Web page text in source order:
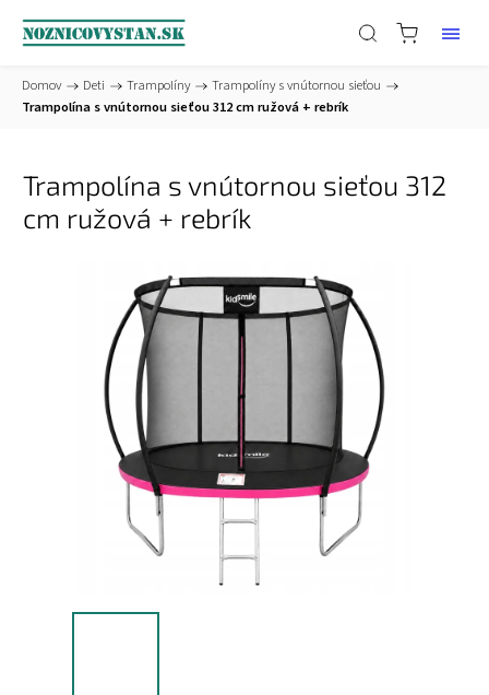
Domov / Deti / Trampolíny / Trampolíny s vnútornou sieťou /
Trampolína s vnútornou sieťou 312 cm ružová + rebrík
Trampolína s vnútornou sieťou 312
cm ružová + rebrík